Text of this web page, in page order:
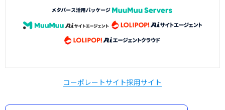
コーポレートサイト採用サイト